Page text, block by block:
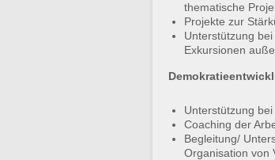
thematische
Projekte zur
Unterstützung
Exkursionen
Unterstützung
Coaching der
Begleitung/
Organisation von